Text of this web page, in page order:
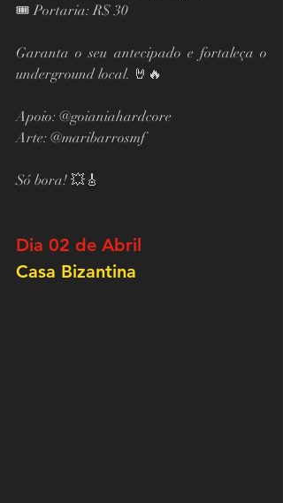
🎟 Portaria: R$ 30
Garanta o seu antecipado e fortaleça o
underground local. 🤘🔥
Apoio: @goianiahardcore
Arte: @maribarrosmf
Só bora! 💥🎸
Dia 02 de Abril
Casa Bizantina